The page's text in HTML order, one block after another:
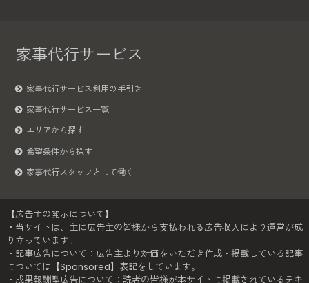
家事代行サービス
家事代行サービス利用の手引き
家事代行サービス一覧
エリアから探す
希望条件から探す
家事代行スタッフとして働く
【広告主の開示について】
・当サイトは、主に広告主の皆様から支払われる広告収入により運営が成
り立っています。
・記事広告について：広告主より対価をいただき作成・掲載している記事
については【Sponsored】表記をしています。
・成果報酬型広告について：読者の皆様が本サイトに掲載されているテキ